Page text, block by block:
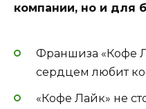
компании, но и для
Франшиза «Кофе
сердцем любит
«Кофе Лайк» не